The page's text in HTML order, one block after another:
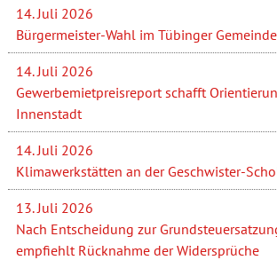
14. Juli 2026
Bürgermeister-Wahl im Tübinger
14. Juli 2026
Gewerbemietpreisreport schafft
Innenstadt
14. Juli 2026
Klimawerkstätten an der Geschwister-
13. Juli 2026
Nach Entscheidung zur
empfiehlt Rücknahme der Widersprüche